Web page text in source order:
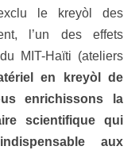
le kreyòl des
l’un des effets
MIT-Haïti (ateliers
en kreyòl de
enrichissons la
scientifique qui
aux